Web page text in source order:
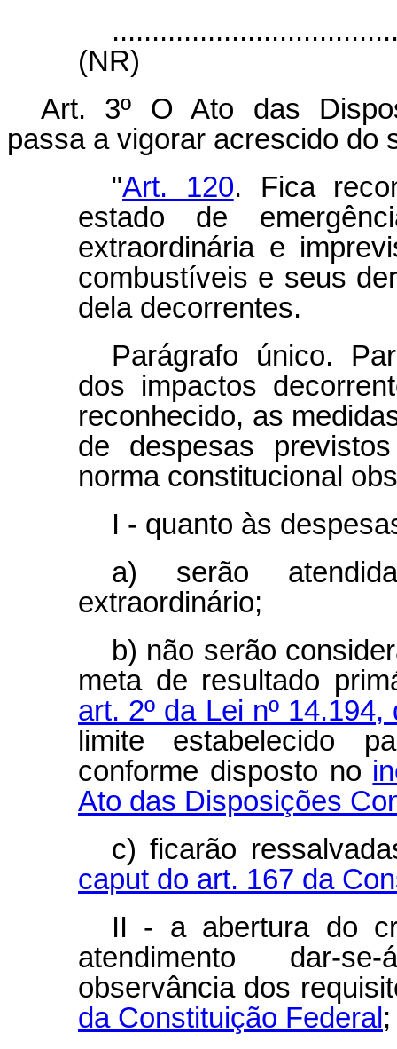
(NR)
Art. 3º O Ato das
passa a vigorar acrescido do
"Art. 120. Fica
estado de
extraordinária e
combustíveis e seus
dela decorrentes.
Parágrafo único.
dos impactos
reconhecido, as
de despesas
norma constitucional
I - quanto às
a) serão
extraordinário;
b) não serão
meta de resultado
art. 2º da Lei nº
limite estabelecido
conforme disposto no
Ato das Disposições
c) ficarão
caput do art. 167 da
II - a abertura do
atendimento dar-
observância dos
da Constituição Federal